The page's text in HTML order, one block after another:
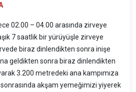
02.00 – 04.00 arasında zirveye
7 saatlik bir yürüyüşle zirveye
biraz dinlendikten sonra inişe
geldikten sonra biraz dinlendikten
3.200 metredeki ana kampımıza
akşam yemeğimizi yiyerek